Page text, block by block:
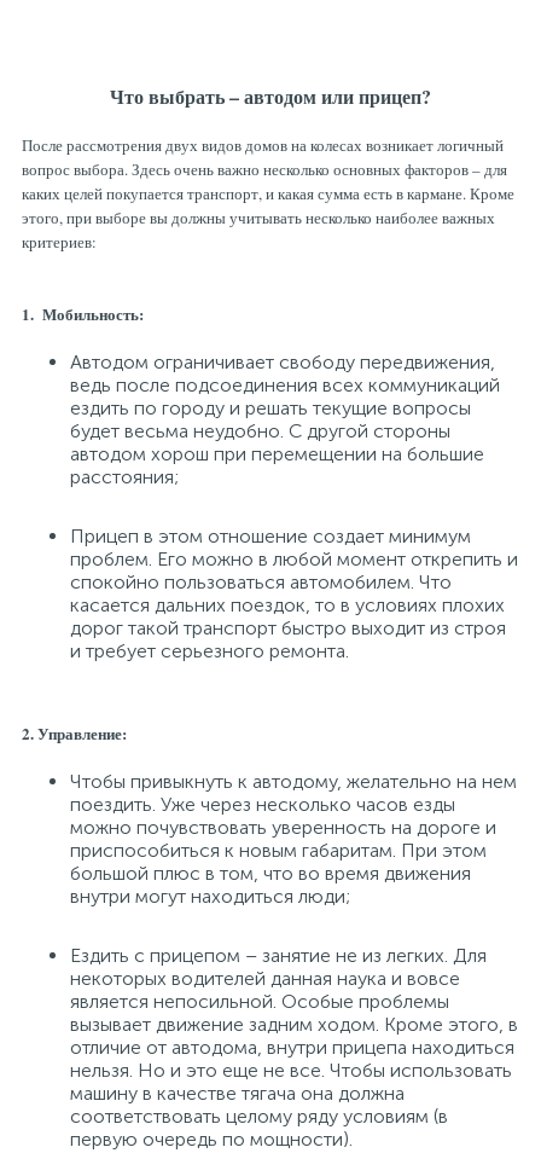
Что выбрать – автодом или прицеп?
После рассмотрения двух видов домов на колесах возникает логичный
вопрос выбора. Здесь очень важно несколько основных факторов – для
каких целей покупается транспорт, и какая сумма есть в кармане. Кроме
этого, при выборе вы должны учитывать несколько наиболее важных
критериев:
1. Мобильность:
Автодом ограничивает свободу передвижения,
ведь после подсоединения всех коммуникаций
ездить по городу и решать текущие вопросы
будет весьма неудобно. С другой стороны
автодом хорош при перемещении на большие
расстояния;
Прицеп в этом отношение создает минимум
проблем. Его можно в любой момент открепить и
спокойно пользоваться автомобилем. Что
касается дальних поездок, то в условиях плохих
дорог такой транспорт быстро выходит из строя
и требует серьезного ремонта.
2. Управление:
Чтобы привыкнуть к автодому, желательно на нем
поездить. Уже через несколько часов езды
можно почувствовать уверенность на дороге и
приспособиться к новым габаритам. При этом
большой плюс в том, что во время движения
внутри могут находиться люди;
Ездить с прицепом – занятие не из легких. Для
некоторых водителей данная наука и вовсе
является непосильной. Особые проблемы
вызывает движение задним ходом. Кроме этого, в
отличие от автодома, внутри прицепа находиться
нельзя. Но и это еще не все. Чтобы использовать
машину в качестве тягача она должна
соответствовать целому ряду условиям (в
первую очередь по мощности).